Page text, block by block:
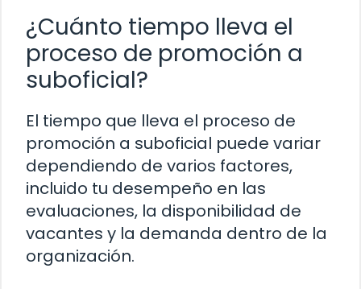
¿Cuánto tiempo lleva el
proceso de promoción a
suboficial?
El tiempo que lleva el proceso de
promoción a suboficial puede variar
dependiendo de varios factores,
incluido tu desempeño en las
evaluaciones, la disponibilidad de
vacantes y la demanda dentro de la
organización.